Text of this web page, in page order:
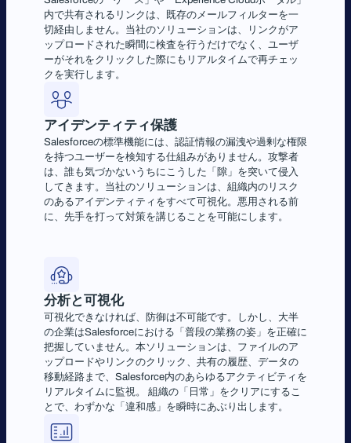
内で共有されるリンクは、既存のメールフィルターを一
切経由しません。当社のソリューションは、リンクがア
ップロードされた瞬間に検査を行うだけでなく、ユーザ
ーがそれをクリックした際にもリアルタイムで再チェッ
クを実行します。
アイデンティティ保護
Salesforceの標準機能には、認証情報の漏洩や過剰な権限
を持つユーザーを検知する仕組みがありません。攻撃者
は、誰も気づかないうちにこうした「隙」を突いて侵入
してきます。当社のソリューションは、組織内のリスク
のあるアイデンティティをすべて可視化。悪用される前
に、先手を打って対策を講じることを可能にします。
分析と可視化
可視化できなければ、防御は不可能です。しかし、大半
の企業はSalesforceにおける「普段の業務の姿」を正確に
把握していません。本ソリューションは、ファイルのア
ップロードやリンクのクリック、共有の履歴、データの
移動経路まで、Salesforce内のあらゆるアクティビティを
リアルタイムに監視。 組織の「日常」をクリアにするこ
とで、わずかな「違和感」を瞬時にあぶり出します。